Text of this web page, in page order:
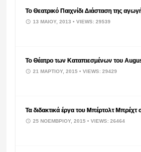
Το Θεατρικό Παιχνίδι Διάσταση της
13 ΜΑΪ́ΟΥ, 2013• VIEWS: 29539
Το Θέατρο των Καταπιεσμένων του
21 ΜΑΡΤΊΟΥ, 2015• VIEWS: 29429
Τα διδακτικά έργα του Μπέρτολτ Μπρέχτ
25 ΝΟΕΜΒΡΊΟΥ, 2015• VIEWS: 26464